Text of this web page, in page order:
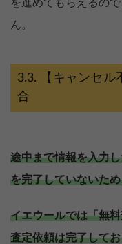
を進めてもらえるの
ん。
【キャンセ
合
途中まで情報を入力
を完了していないた
イエウールでは「無
査定依頼は完了して